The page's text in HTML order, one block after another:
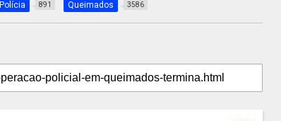
Polícia 891 Queimados 3586